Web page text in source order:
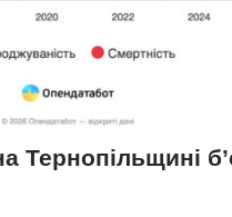
Тернопільщині